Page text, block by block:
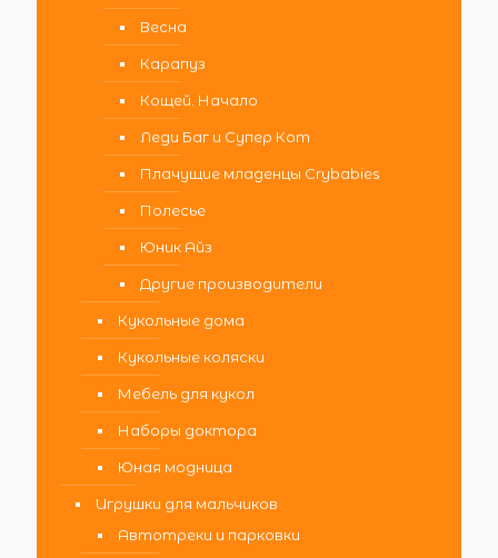
Весна
Карапуз
Кощей. Начало
Леди Баг и Супер Кот
Плачущие младенцы Crybabies
Полесье
Юник Айз
Другие производители
Кукольные дома
Кукольные коляски
Мебель для кукол
Наборы доктора
Юная модница
Игрушки для мальчиков
Автотреки и парковки